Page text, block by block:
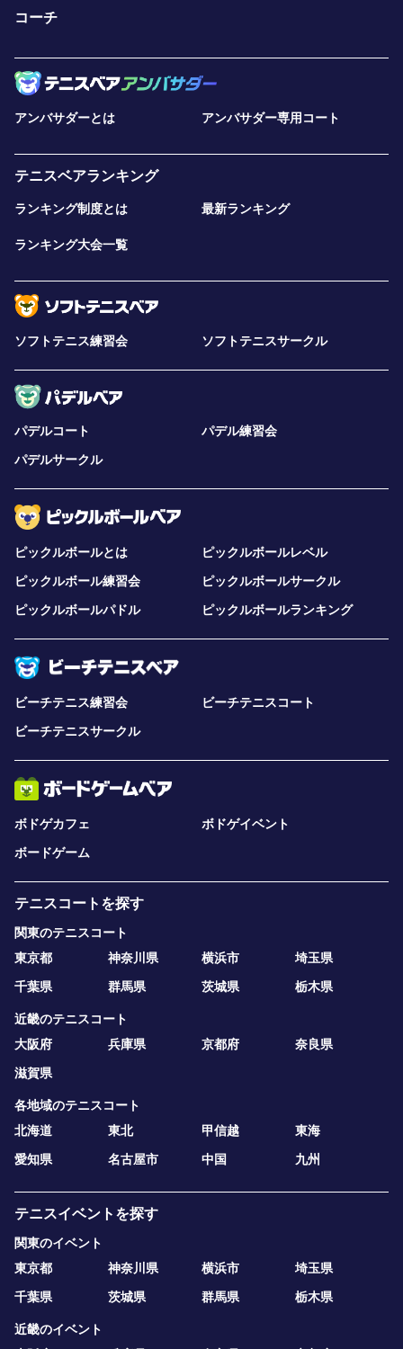
コーチ
アンバサダーとは アンバサダー専用コート
テニスベアランキング
ランキング制度とは 最新ランキング
ランキング大会一覧
ソフトテニス練習会 ソフトテニスサークル
パデルコート
パデル練習会
パデルサークル
ピックルボールとは
ピックルボールレベル
ピックルボール練習会
ピックルボールサークル
ピックルボールパドル
ピックルボールランキング
ビーチテニス練習会
ビーチテニスコート
ビーチテニスサークル
ボドゲカフェ
ボドゲイベント
ボードゲーム
テニスコートを探す
関東のテニスコート
東京都
神奈川県 横浜市
埼玉県
千葉県
群馬県 茨城県 栃木県
近畿のテニスコート
大阪府
兵庫県 京都府
奈良県
滋賀県
各地域のテニスコート
北海道
東北 甲信越
東海
愛知県
名古屋市 中国 九州
テニスイベントを探す
関東のイベント
東京都
神奈川県 横浜市
埼玉県
千葉県
茨城県 群馬県 栃木県
近畿のイベント